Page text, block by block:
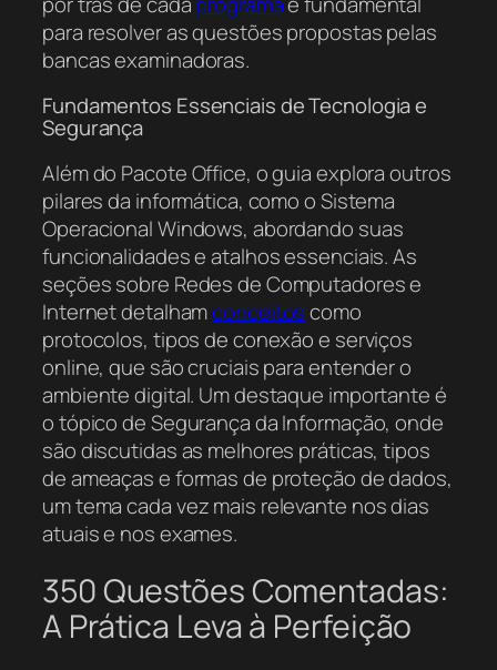
para resolver as questões propostas pelas
bancas examinadoras.
Fundamentos Essenciais de Tecnologia e
Segurança
Além do Pacote Office, o guia explora outros
pilares da informática, como o Sistema
Operacional Windows, abordando suas
funcionalidades e atalhos essenciais. As
seções sobre Redes de Computadores e
Internet detalhamconceitoscomo
protocolos, tipos de conexão e serviços
online, que são cruciais para entender o
ambiente digital. Um destaque importante é
o tópico de Segurança da Informação, onde
são discutidas as melhores práticas, tipos
de ameaças e formas de proteção de dados,
um tema cada vez mais relevante nos dias
atuais e nos exames.
350 Questões Comentadas:
A Prática Leva à Perfeição